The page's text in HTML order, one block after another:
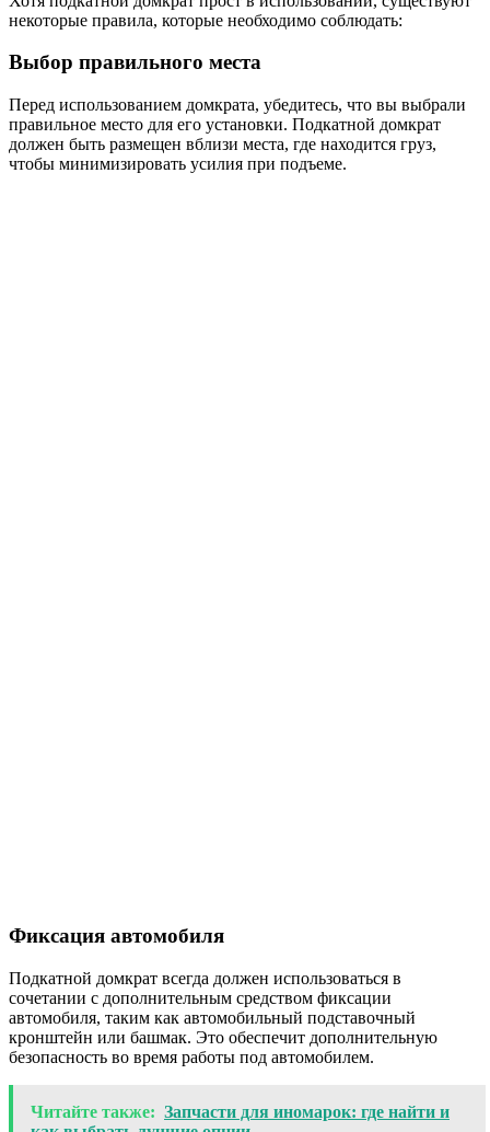
некоторые правила, которые необходимо соблюдать:
Выбор правильного места
Перед использованием домкрата, убедитесь, что вы выбрали
правильное место для его установки. Подкатной домкрат
должен быть размещен вблизи места, где находится груз,
чтобы минимизировать усилия при подъеме.
Фиксация автомобиля
Подкатной домкрат всегда должен использоваться в
сочетании с дополнительным средством фиксации
автомобиля, таким как автомобильный подставочный
кронштейн или башмак. Это обеспечит дополнительную
безопасность во время работы под автомобилем.
Читайте также: Запчасти для иномарок: где найти и